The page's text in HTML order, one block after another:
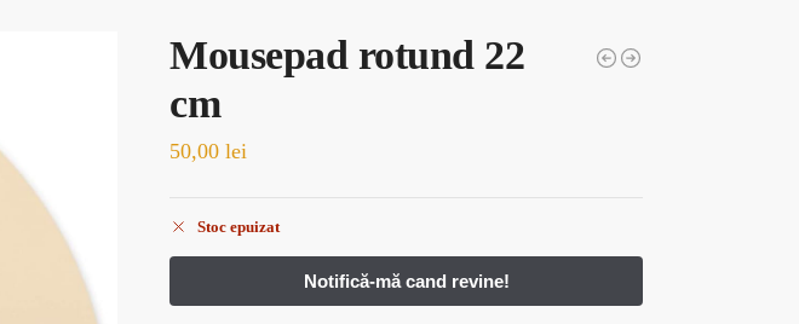
Mousepad rotund 22
cm
50,00lei
Stoc epuizat